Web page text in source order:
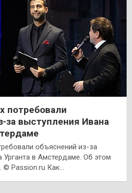
потребовали
за выступления Ивана
объяснений из-за
Урганта в Амстердаме. Об этом
© Passion.ru Как…